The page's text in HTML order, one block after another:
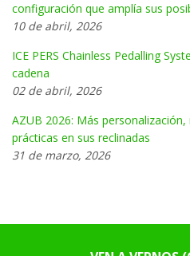
configuración que amplía sus
10 de abril, 2026
ICE PERS Chainless Pedalling
cadena
02 de abril, 2026
AZUB 2026: Más
prácticas en sus reclinadas
31 de marzo, 2026